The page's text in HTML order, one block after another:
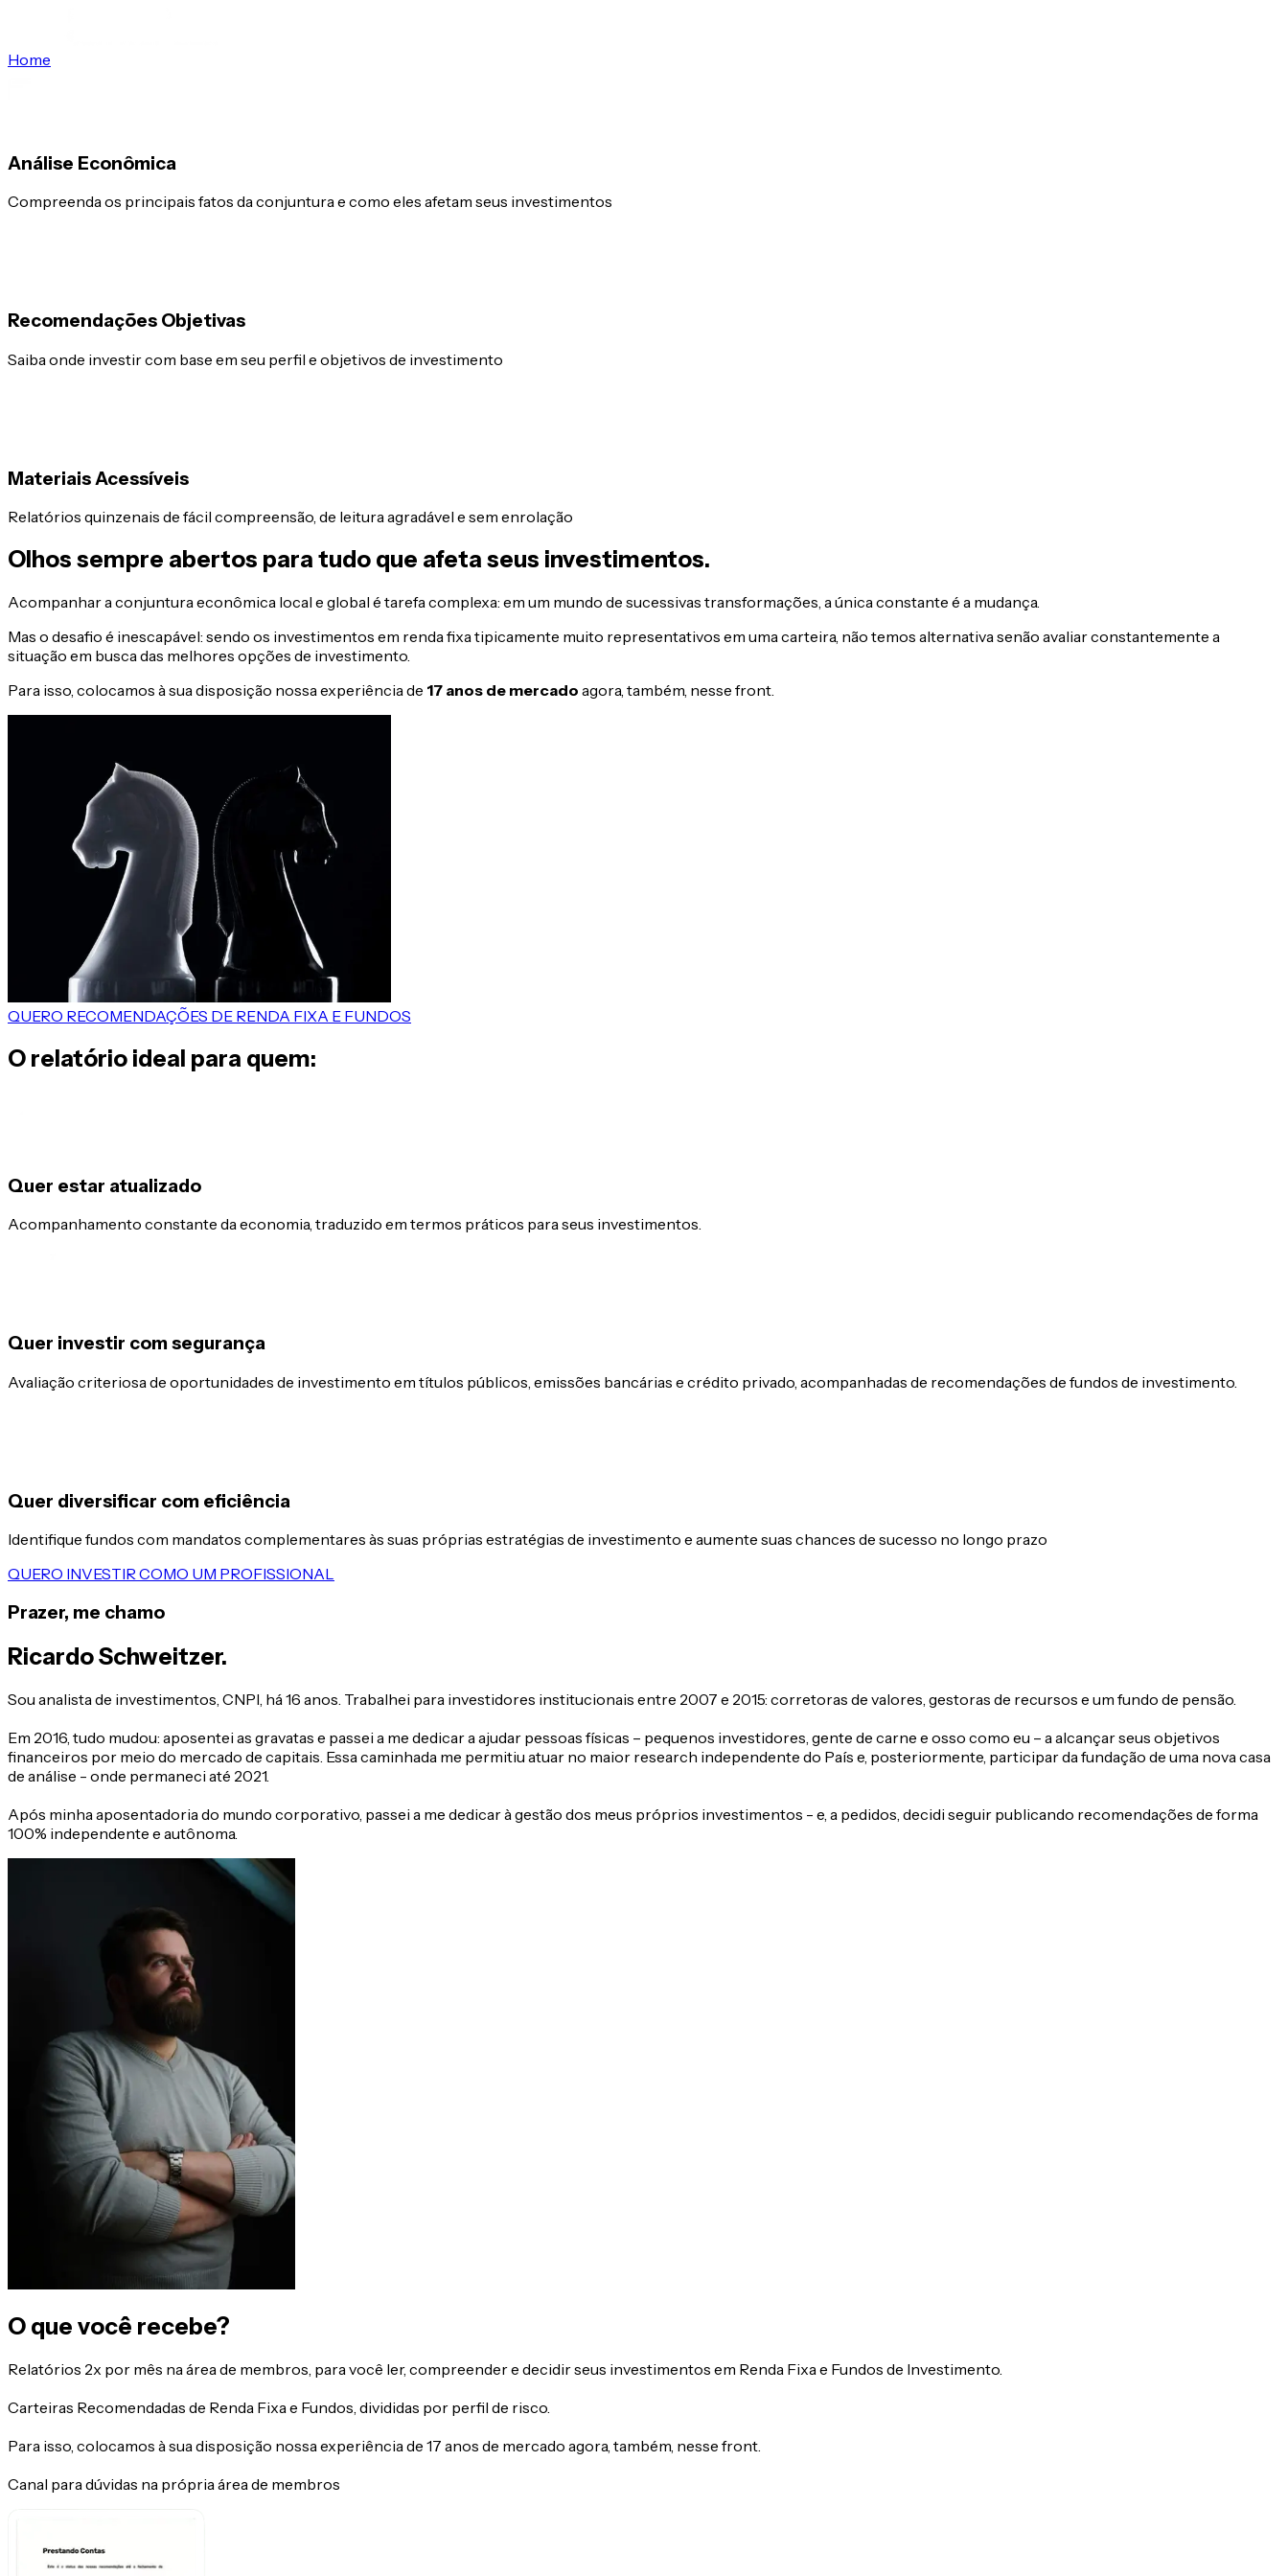
Home
Análise Econômica
Compreenda os principais fatos da conjuntura e como eles afetam seus investimentos
Recomendações Objetivas
Saiba onde investir com base em seu perfil e objetivos de investimento
Materiais Acessíveis
Relatórios quinzenais de fácil compreensão, de leitura agradável e sem enrolação
Olhos sempre abertos para tudo que afeta seus investimentos.
Acompanhar a conjuntura econômica local e global é tarefa complexa: em um mundo de sucessivas transformações, a única constante é a mudança.
Mas o desafio é inescapável: sendo os investimentos em renda fixa tipicamente muito representativos em uma carteira, não temos alternativa senão avaliar constantemente a
situação em busca das melhores opções de investimento.
Para isso, colocamos à sua disposição nossa experiência de 17 anos de mercado agora, também, nesse front.
QUERO RECOMENDAÇÕES DE RENDA FIXA E FUNDOS
O relatório ideal para quem:
Quer estar atualizado
Acompanhamento constante da economia, traduzido em termos práticos para seus investimentos.
Quer investir com segurança
Avaliação criteriosa de oportunidades de investimento em títulos públicos, emissões bancárias e crédito privado, acompanhadas de recomendações de fundos de investimento.
Quer diversificar com eficiência
Identifique fundos com mandatos complementares às suas próprias estratégias de investimento e aumente suas chances de sucesso no longo prazo
QUERO INVESTIR COMO UM PROFISSIONAL
Prazer, me chamo
Ricardo Schweitzer.
Sou analista de investimentos, CNPI, há 16 anos. Trabalhei para investidores institucionais entre 2007 e 2015: corretoras de valores, gestoras de recursos e um fundo de pensão.
Em 2016, tudo mudou: aposentei as gravatas e passei a me dedicar a ajudar pessoas físicas – pequenos investidores, gente de carne e osso como eu – a alcançar seus objetivos
financeiros por meio do mercado de capitais. Essa caminhada me permitiu atuar no maior research independente do País e, posteriormente, participar da fundação de uma nova casa
de análise - onde permaneci até 2021.
Após minha aposentadoria do mundo corporativo, passei a me dedicar à gestão dos meus próprios investimentos - e, a pedidos, decidi seguir publicando recomendações de forma
100% independente e autônoma.
O que você recebe?
Relatórios 2x por mês na área de membros, para você ler, compreender e decidirseus investimentos em Renda Fixa e Fundos de Investimento.
Carteiras Recomendadas de Renda Fixa e Fundos, divididas por perfil de risco.
Para isso, colocamos à sua disposição nossa experiência de 17 anos de mercado agora, também, nesse front.
Canal para dúvidas na própria área de membros